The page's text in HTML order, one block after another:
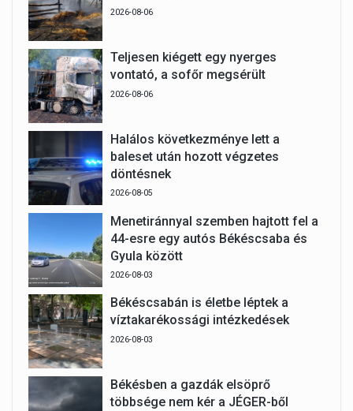
2026-08-06
Teljesen kiégett egy nyerges
vontató, a sofőr megsérült
2026-08-06
Halálos következménye lett a
baleset után hozott végzetes
döntésnek
2026-08-05
Menetiránnyal szemben hajtott fel a
44-esre egy autós Békéscsaba és
Gyula között
2026-08-03
Békéscsabán is életbe léptek a
víztakarékossági intézkedések
2026-08-03
Békésben a gazdák elsöprő
többsége nem kér a JÉGER-ből